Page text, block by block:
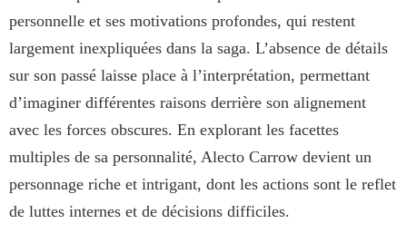
personnelle et ses motivations profondes, qui restent
largement inexpliquées dans la saga. L’absence de détails
sur son passé laisse place à l’interprétation, permettant
d’imaginer différentes raisons derrière son alignement
avec les forces obscures. En explorant les facettes
multiples de sa personnalité, Alecto Carrow devient un
personnage riche et intrigant, dont les actions sont le reflet
de luttes internes et de décisions difficiles.